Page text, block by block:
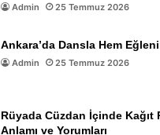
Admin 25 Temmuz 2026
Ankara’da Dansla Hem
Admin 25 Temmuz 2026
Rüyada Cüzdan İçinde Kağıt
Anlamı ve Yorumları